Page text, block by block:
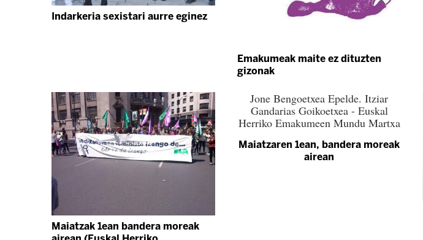
Indarkeria sexistari aurre eginez
Emakumeak maite ez dituzten
gizonak
Maiatzak 1ean bandera moreak
Jone Bengoetxea Epelde. Itziar
Gandarias Goikoetxea - Euskal
Herriko Emakumeen Mundu Martxa
Maiatzaren 1ean, bandera moreak
airean